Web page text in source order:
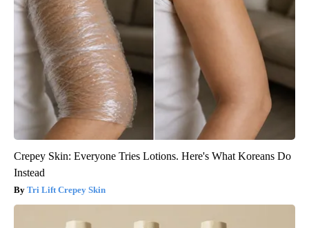
Crepey Skin: Everyone Tries Lotions. Here's What Koreans Do
Instead
Tri Lift Crepey Skin